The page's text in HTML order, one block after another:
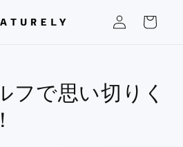
イ
ー
フで思い切りく